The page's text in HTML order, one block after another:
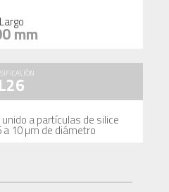
Largo
mm
L26
a partículas de silice
10 µm de diámetro